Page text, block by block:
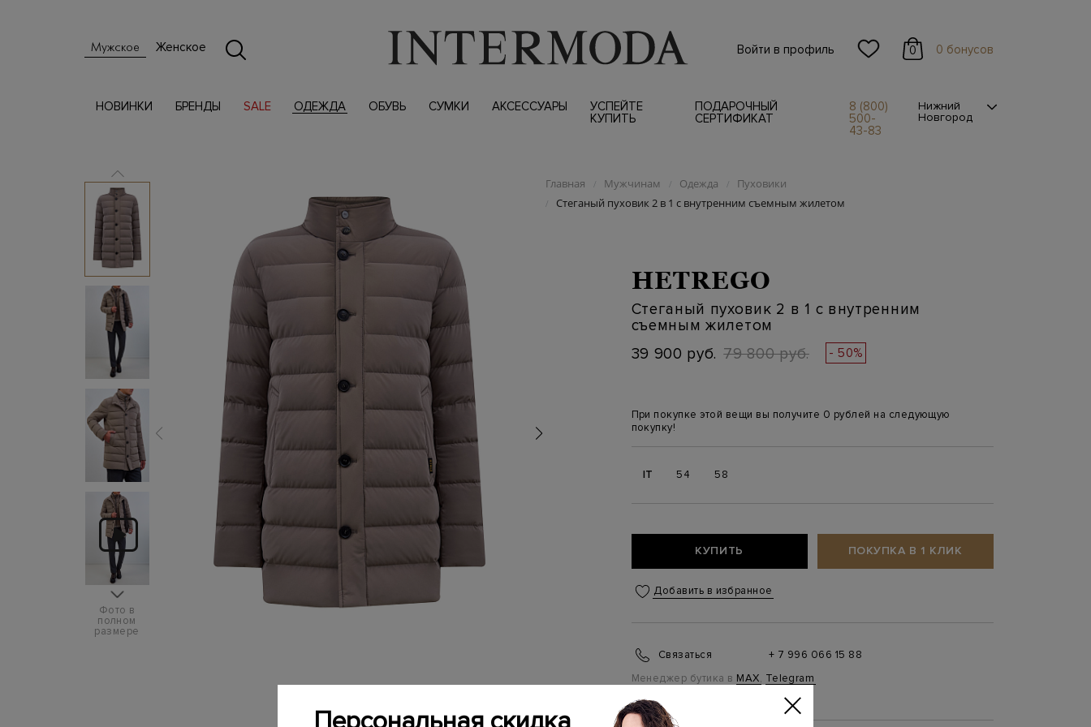
Мужское Женское Войти в профиль 0 0 бонусов
НОВИНКИ БРЕНДЫ SALE ОДЕЖДА ОБУВЬ СУМКИ АКСЕССУАРЫ
УСПЕЙТЕ
КУПИТЬ
ПОДАРОЧНЫЙ
СЕРТИФИКАТ
8 (800)
500-
43-83
Нижний
Новгород
Фото в
полном
размере
Главная / Мужчинам / Одежда / Пуховики
/ Стеганый пуховик 2 в 1 с внутренним съемным жилетом
HETREGO
Стеганый пуховик 2 в 1 с внутренним
съемным жилетом
39 900 руб. 79 800 руб. - 50%
При покупке этой вещи вы получите 0 рублей на следующую
покупку!
IT 54 58
КУПИТЬ ПОКУПКА В 1 КЛИК
Добавить в избранное
Связаться
+ 7 996 066 15 88
Менеджер бутика в MAX, Telegram